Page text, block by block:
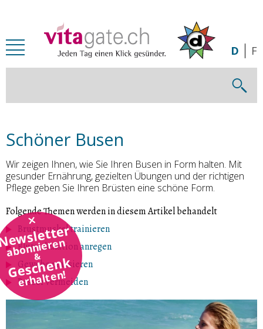
abonnieren
&
Geschenk
erhalten!
D F
Schöner Busen
Wir zeigen Ihnen, wie Sie Ihren Busen in Form halten. Mit
gesunder Ernährung, gezielten Übungen und der richtigen
Pflege geben Sie Ihren Brüsten eine schöne Form.
Folgende Themen werden in diesem Artikel behandelt
Brustmuskel trainieren
Blutzirkulation anregen
Gewebe massieren
Besser vermeiden